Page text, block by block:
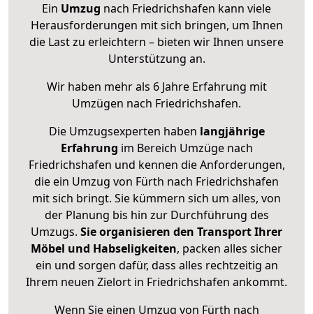
Ein Umzug nach Friedrichshafen kann viele
Herausforderungen mit sich bringen, um Ihnen
die Last zu erleichtern – bieten wir Ihnen unsere
Unterstützung an.
Wir haben mehr als 6 Jahre Erfahrung mit
Umzügen nach Friedrichshafen.
Die Umzugsexperten haben langjährige
Erfahrung im Bereich Umzüge nach
Friedrichshafen und kennen die Anforderungen,
die ein Umzug von Fürth nach Friedrichshafen
mit sich bringt. Sie kümmern sich um alles, von
der Planung bis hin zur Durchführung des
Umzugs. Sie organisieren den Transport Ihrer
Möbel und Habseligkeiten, packen alles sicher
ein und sorgen dafür, dass alles rechtzeitig an
Ihrem neuen Zielort in Friedrichshafen ankommt.
Wenn Sie einen Umzug von Fürth nach